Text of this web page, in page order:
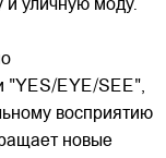
и уличную моду.
"YES/EYE/SEE",
восприятию
новые